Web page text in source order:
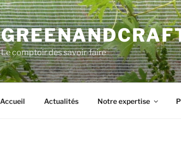
Le comptoir des savoir-faire
Accueil Actualités Notre expertise